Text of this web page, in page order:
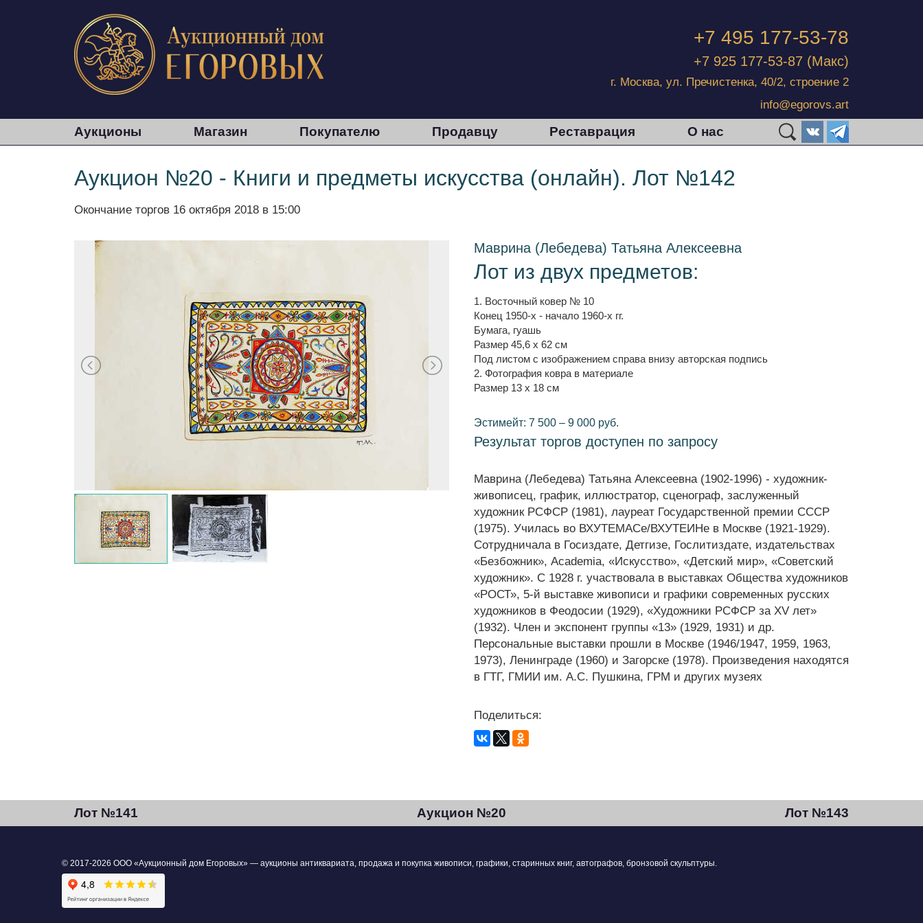
+7 495 177-53-78
+7 925 177-53-87 (Макс)
г. Москва, ул. Пречистенка, 40/2, строение 2
info@egorovs.art
Аукционы Магазин Покупателю Продавцу Реставрация О нас
Аукцион №20 - Книги и предметы искусства (онлайн). Лот №142
Окончание торгов 16 октября 2018 в 15:00
Маврина (Лебедева) Татьяна Алексеевна
Лот из двух предметов:
1. Восточный ковер № 10
Конец 1950-х - начало 1960-х гг.
Бумага, гуашь
Размер 45,6 x 62 см
Под листом с изображением справа внизу авторская подпись
2. Фотография ковра в материале
Размер 13 x 18 см
Эстимейт: 7 500 – 9 000 руб.
Результат торгов доступен по запросу
Маврина (Лебедева) Татьяна Алексеевна (1902-1996) - художник-
живописец, график, иллюстратор, сценограф, заслуженный
художник РСФСР (1981), лауреат Государственной премии СССР
(1975). Училась во ВХУТЕМАСе/ВХУТЕИНе в Москве (1921-1929).
Сотрудничала в Госиздате, Детгизе, Гослитиздате, издательствах
«Безбожник», Academia, «Искусство», «Детский мир», «Советский
художник». С 1928 г. участвовала в выставках Общества художников
«РОСТ», 5-й выставке живописи и графики современных русских
художников в Феодосии (1929), «Художники РСФСР за XV лет»
(1932). Член и экспонент группы «13» (1929, 1931) и др.
Персональные выставки прошли в Москве (1946/1947, 1959, 1963,
1973), Ленинграде (1960) и Загорске (1978). Произведения находятся
в ГТГ, ГМИИ им. А.С. Пушкина, ГРМ и других музеях
Поделиться:
Лот №141 Аукцион №20 Лот №143
© 2017-2026 ООО «Аукционный дом Егоровых» — аукционы антиквариата, продажа и покупка живописи, графики, старинных книг, автографов, бронзовой скульптуры.